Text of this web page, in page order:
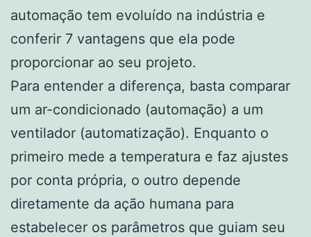
automação tem evoluído na indústria e
conferir 7 vantagens que ela pode
proporcionar ao seu projeto.
Para entender a diferença, basta comparar
um ar-condicionado (automação) a um
ventilador (automatização). Enquanto o
primeiro mede a temperatura e faz ajustes
por conta própria, o outro depende
diretamente da ação humana para
estabelecer os parâmetros que guiam seu